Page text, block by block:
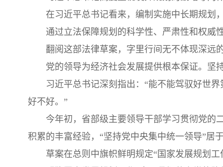
在习近平总书记看来，编制实施中长期规划
通过立法保障规划的科学性、严肃性和权威
翻阅这部法律草案，字里行间无不体现深远
党的领导为经济社会发展提供根本保证。坚
习近平总书记深刻指出：“能不能驾驭好世
好不好。”
今年初，省部级主要领导干部学习贯彻党的
积累的丰富经验，“坚持党中央集中统一领导”居
草案在总则中旗帜鲜明规定“国家发展规划